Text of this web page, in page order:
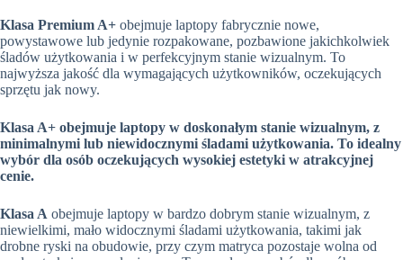
Klasa Premium A+ obejmuje laptopy fabrycznie nowe,
powystawowe lub jedynie rozpakowane, pozbawione jakichkolwiek
śladów użytkowania i w perfekcyjnym stanie wizualnym. To
najwyższa jakość dla wymagających użytkowników, oczekujących
sprzętu jak nowy.
Klasa A+ obejmuje laptopy w doskonałym stanie wizualnym, z
minimalnymi lub niewidocznymi śladami użytkowania. To idealny
wybór dla osób oczekujących wysokiej estetyki w atrakcyjnej
cenie.
Klasa A obejmuje laptopy w bardzo dobrym stanie wizualnym, z
niewielkimi, mało widocznymi śladami użytkowania, takimi jak
drobne ryski na obudowie, przy czym matryca pozostaje wolna od